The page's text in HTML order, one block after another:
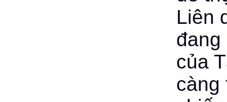
Liên
đang
của
càng